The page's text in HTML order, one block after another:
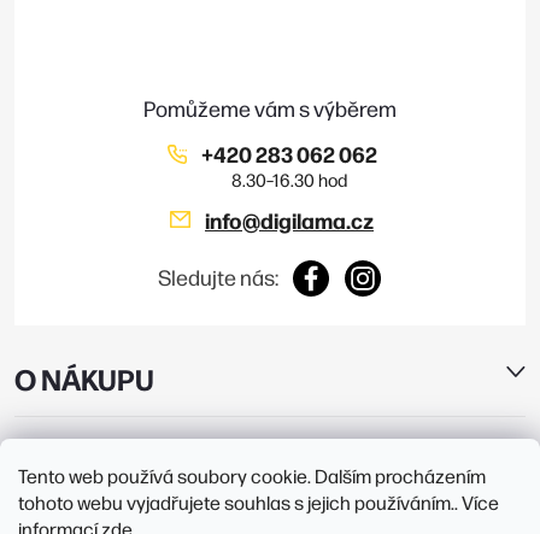
Tento web používá soubory cookie. Dalším procházením
tohoto webu vyjadřujete souhlas s jejich používáním.. Více
informacízde
O NÁKUPU
info@digilama.cz
+420 283 062 062
Sledujte nás: